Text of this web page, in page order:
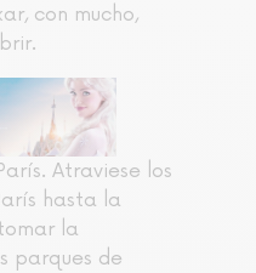
con mucho,
Atraviese los
hasta la
la
parques de